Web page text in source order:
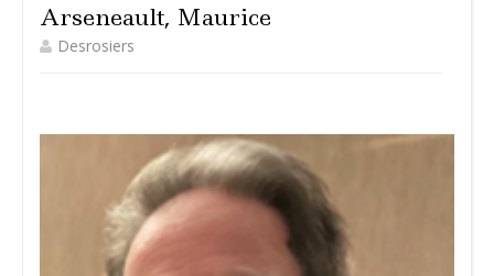
Arseneault, Maurice
Desrosiers